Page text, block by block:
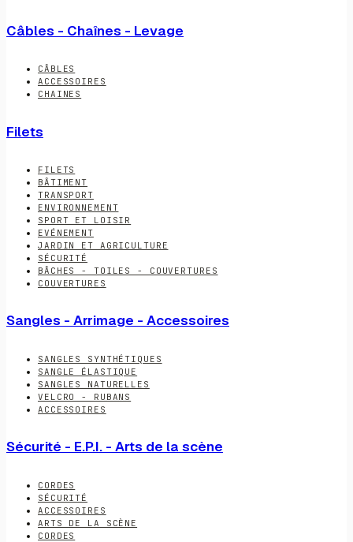
Câbles - Chaînes - Levage
CÂBLES
ACCESSOIRES
CHAINES
Filets
FILETS
BÂTIMENT
TRANSPORT
ENVIRONNEMENT
SPORT ET LOISIR
EVÉNEMENT
JARDIN ET AGRICULTURE
SÉCURITÉ
BÂCHES - TOILES - COUVERTURES
COUVERTURES
Sangles - Arrimage - Accessoires
SANGLES SYNTHÉTIQUES
SANGLE ÉLASTIQUE
SANGLES NATURELLES
VELCRO - RUBANS
ACCESSOIRES
Sécurité - E.P.I. - Arts de la scène
CORDES
SÉCURITÉ
ACCESSOIRES
ARTS DE LA SCÈNE
CORDES